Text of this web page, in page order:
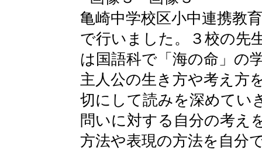
亀崎中学校区小中連携教
で行いました。３校の先
は国語科で「海の命」の
主人公の生き方や考え方
切にして読みを深めてい
問いに対する自分の考え
方法や表現の方法を自分